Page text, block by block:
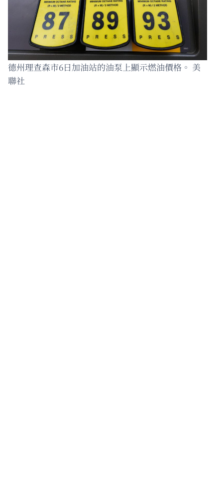
德州理查森市6日加油站的油泵上顯示燃油價格。 美
聯社